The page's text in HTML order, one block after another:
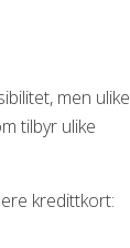
men ulike
tilbyr ulike
kredittkort: